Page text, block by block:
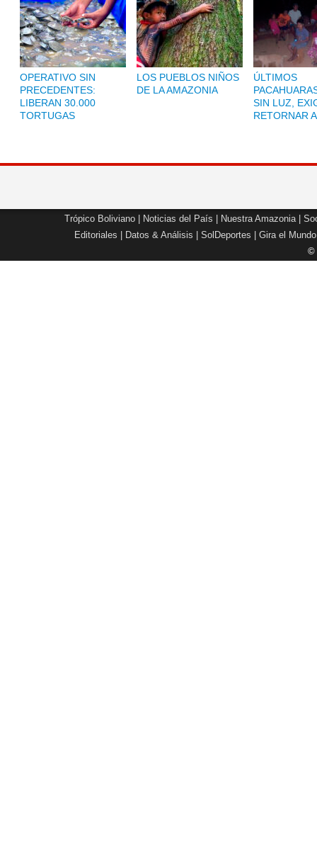
OPERATIVO SIN
PRECEDENTES:
LIBERAN 30.000
TORTUGAS
LOS PUEBLOS NIÑOS
DE LA AMAZONIA
ÚLTIMOS
SIN LUZ,
RETORNAR
Trópico Boliviano Noticias del País Nuestra Amazonia|
Editoriales
Datos & Análisis SolDeportes Gira el Mundo
©